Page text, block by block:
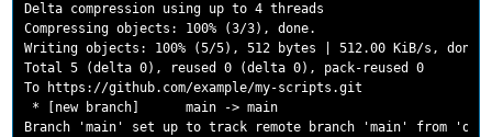
Delta compression using up to 4 threads
Compressing objects: 100% (3/3), done.
Writing objects: 100% (5/5), 512 bytes | 512.00 KiB/s, done.
Total 5 (delta 0), reused 0 (delta 0), pack-reused 0
To https://github.com/example/my-scripts.git
* [new branch]      main -> main
Branch 'main' set up to track remote branch 'main' from